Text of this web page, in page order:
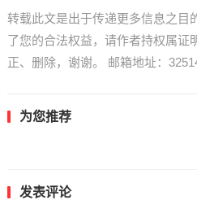
转载此文是出于传递更多信息之目
了您的合法权益，请作者持权属证
正、删除，谢谢。 邮箱地址：
为您推荐
发表评论